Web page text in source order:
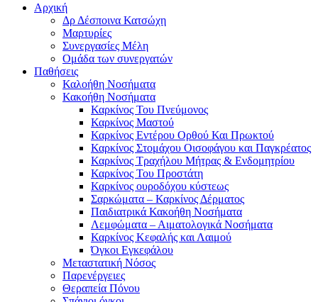
Αρχική
Δρ Δέσποινα Κατσώχη
Μαρτυρίες
Συνεργασίες Μέλη
Ομάδα των συνεργατών
Παθήσεις
Καλοήθη Νοσήματα
Κακοήθη Νοσήματα
Καρκίνος Του Πνεύμονος
Καρκίνος Μαστού
Καρκίνος Εντέρου Ορθού Και Πρωκτού
Καρκίνος Στομάχου Οισοφάγου και Παγκρέατος
Καρκίνος Τραχήλου Μήτρας & Ενδομητρίου
Καρκίνος Του Προστάτη
Καρκίνος ουροδόχου κύστεως
Σαρκώματα – Καρκίνος Δέρματος
Παιδιατρικά Κακοήθη Νοσήματα
Λεμφώματα – Αιματολογικά Νοσήματα
Καρκίνος Κεφαλής και Λαιμού
Όγκοι Εγκεφάλου
Μεταστατική Νόσος
Παρενέργειες
Θεραπεία Πόνου